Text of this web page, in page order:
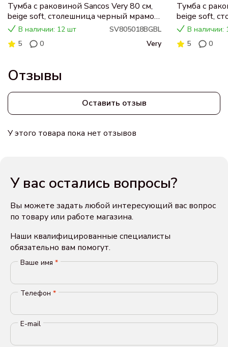
Тумба с раковиной Sancos Very 80 см,
beige soft, столешница черный мрамор,
раковина CN5018
В наличии: 12 шт
SV805018BGBL
5
0 Very
Тумба с
beige soft,
раковина
В наличии:
5
0
Отзывы
Оставить отзыв
У этого товара пока нет отзывов
У вас остались вопросы?
Вы можете задать любой интересующий вас вопрос
по товару или работе магазина.
Наши квалифицированные специалисты
обязательно вам помогут.
Ваше имя *
Телефон *
E-mail